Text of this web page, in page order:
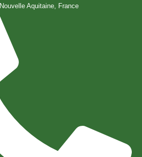
Nouvelle Aquitaine, France